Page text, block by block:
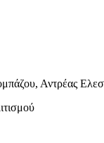
Αντρέας